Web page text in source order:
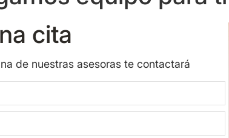
cita
de nuestras asesoras te contactará